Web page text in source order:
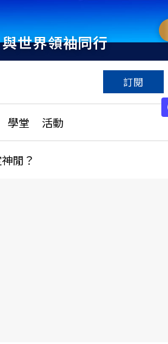
世界領袖同行
訂閱
學堂 活動
方案
特色頻道
閒？